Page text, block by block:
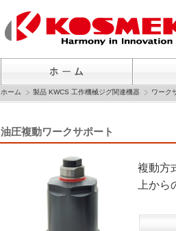
ホーム 製品 KWCS 工作機械ジグ関連機器 ワーク
油圧複動ワークサポート
複動方
上か